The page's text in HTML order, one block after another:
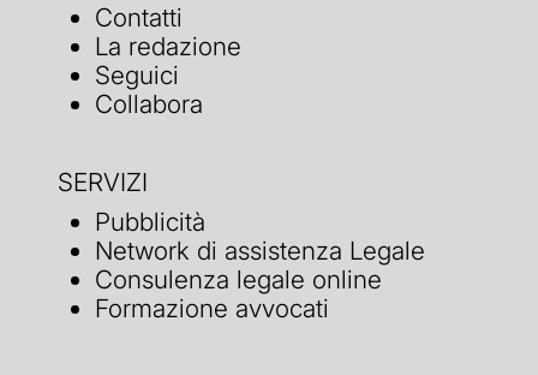
Contatti
La redazione
Seguici
Collabora
SERVIZI
Pubblicità
Network di assistenza Legale
Consulenza legale online
Formazione avvocati